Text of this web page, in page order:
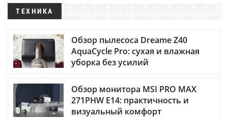
ТЕХНИКА
Обзор пылесоса Dreame Z40
AquaCycle Pro: сухая и влажная
уборка без усилий
Обзор монитора MSI PRO MAX
271PHW E14: практичность и
визуальный комфорт